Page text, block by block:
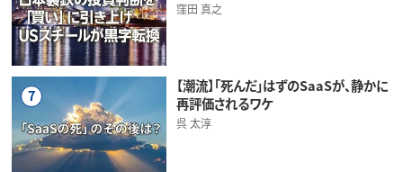
窪田 真之
7
【潮流】「死んだ」はずのSaaSが、静かに
再評価されるワケ
呉 太淳